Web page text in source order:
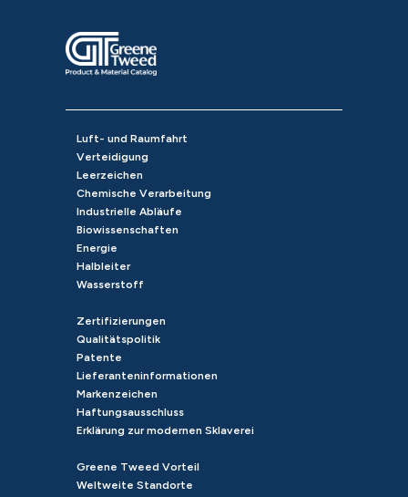
Luft- und Raumfahrt
Verteidigung
Leerzeichen
Chemische Verarbeitung
Industrielle Abläufe
Biowissenschaften
Energie
Halbleiter
Wasserstoff
Zertifizierungen
Qualitätspolitik
Patente
Lieferanteninformationen
Markenzeichen
Haftungsausschluss
Erklärung zur modernen Sklaverei
Greene Tweed Vorteil
Weltweite Standorte